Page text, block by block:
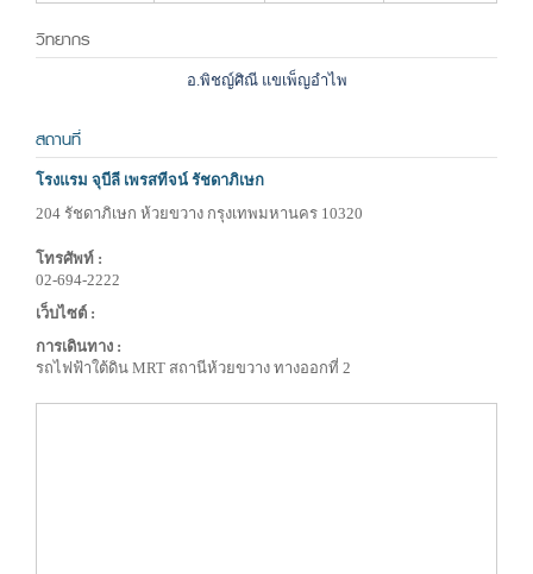
วิทยากร
อ.พิชญ์ศิณี แขเพ็ญอำไพ
สถานที่
โรงแรม จุบีลี เพรสทีจน์ รัชดาภิเษก
204 รัชดาภิเษก ห้วยขวาง กรุงเทพมหานคร 10320
โทรศัพท์ :
02-694-2222
เว็บไซต์ :
การเดินทาง :
รถไฟฟ้าใต้ดิน MRT สถานีห้วยขวาง ทางออกที่ 2